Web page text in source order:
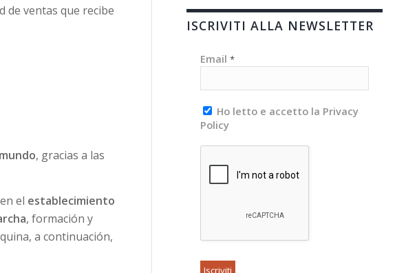
ventas que recibe
, gracias a las
el establecimiento
, formación y
a continuación,
ISCRIVITI ALLA NEWSLETTER
Email*
Ho letto e accetto la Privacy
Policy